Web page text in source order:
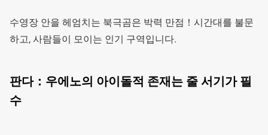
수영장 안을 헤엄치는 북극곰은 박력 만점！시간대를 불문
하고, 사람들이 모이는 인기 구역입니다.
판다：우에노의 아이돌적 존재는 줄 서기가 필
수